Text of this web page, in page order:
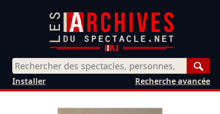
Recherche avancée
Installer